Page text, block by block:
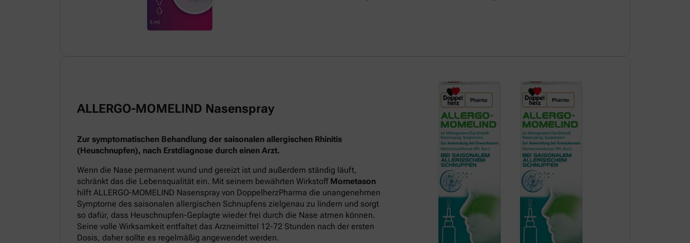
ALLERGO-MOMELIND Nasenspray
Zur symptomatischen Behandlung der saisonalen allergischen Rhinitis
(Heuschnupfen), nach Erstdiagnose durch einen Arzt.
Wenn die Nase permanent wund und gereizt ist und außerdem ständig läuft,
schränkt das die Lebensqualität ein. Mit seinem bewährten Wirkstoff Mometason
hilft ALLERGO-MOMELIND Nasenspray von DoppelherzPharma die unangenehmen
Symptome des saisonalen allergischen Schnupfens zielgenau zu lindern und sorgt
so dafür, dass Heuschnupfen-Geplagte wieder frei durch die Nase atmen können.
Seine volle Wirksamkeit entfaltet das Arzneimittel 12-72 Stunden nach der ersten
Dosis, daher sollte es regelmäßig angewendet werden.